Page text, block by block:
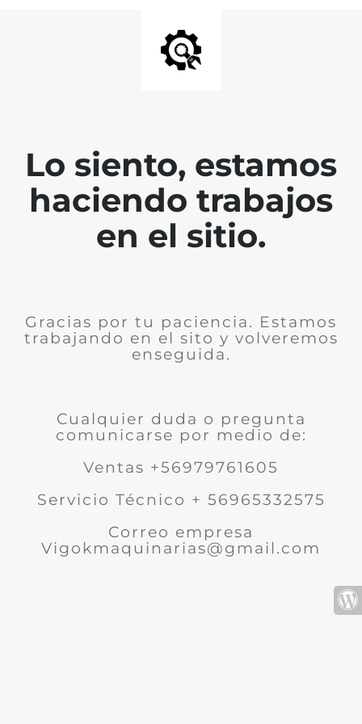
Lo siento, estamos
haciendo trabajos
en el sitio.
Gracias por tu paciencia. Estamos
trabajando en el sito y volveremos
enseguida.
Cualquier duda o pregunta
comunicarse por medio de:
Ventas +56979761605
Servicio Técnico + 56965332575
Correo empresa
Vigokmaquinarias@gmail.com